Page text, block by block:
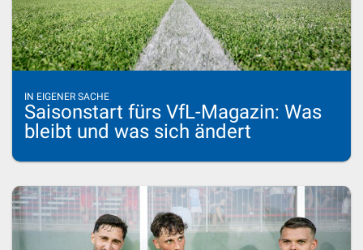
IN EIGENER SACHE
Saisonstart fürs VfL-Magazin: Was
bleibt und was sich ändert